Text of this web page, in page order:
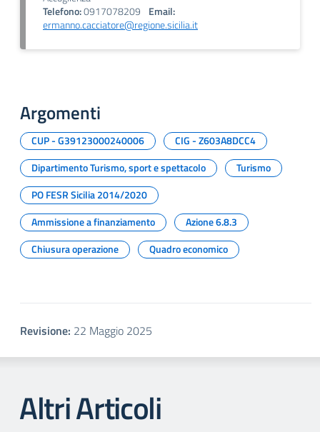
Telefono:0917078209 Email:
ermanno.cacciatore@regione.sicilia.it
Argomenti
CUP - G39123000240006
CIG - Z603A8DCC4
Dipartimento Turismo, sport e spettacolo
Turismo
PO FESR Sicilia 2014/2020
Ammissione a finanziamento
Azione 6.8.3
Chiusura operazione
Quadro economico
Revisione: 22 Maggio 2025
Altri Articoli